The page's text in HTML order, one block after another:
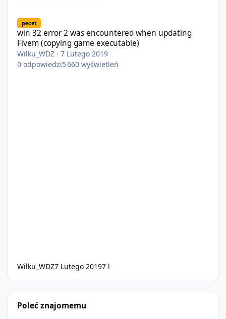
pecet
win 32 error 2 was encountered when updating
Fivem (copying game executable)
Wilku_WDZ ·7 Lutego 2019
0 odpowiedzi5 660 wyświetleń
Wilku_WDZ7 Lutego 20197 l
Poleć znajomemu